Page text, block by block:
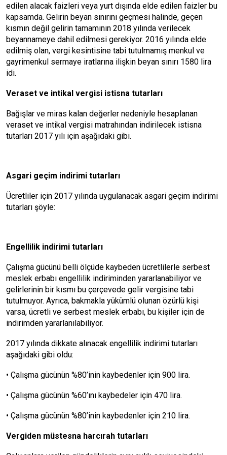
edilen alacak faizleri veya yurt dışında elde edilen faizler bu
kapsamda. Gelirin beyan sınırını geçmesi halinde, geçen
kısmın değil gelirin tamamının 2018 yılında verilecek
beyannameye dahil edilmesi gerekiyor. 2016 yılında elde
edilmiş olan, vergi kesintisine tabi tutulmamış menkul ve
gayrimenkul sermaye iratlarına ilişkin beyan sınırı 1580 lira
idi.
Veraset ve intikal vergisi istisna tutarları
Bağışlar ve miras kalan değerler nedeniyle hesaplanan
veraset ve intikal vergisi matrahından indirilecek istisna
tutarları 2017 yılı için aşağıdaki gibi.
Asgari geçim indirimi tutarları
Ücretliler için 2017 yılında uygulanacak asgari geçim indirimi
tutarları şöyle:
Engellilik indirimi tutarları
Çalışma gücünü belli ölçüde kaybeden ücretlilerle serbest
meslek erbabı engellilik indiriminden yararlanabiliyor ve
gelirlerinin bir kısmı bu çerçevede gelir vergisine tabi
tutulmuyor. Ayrıca, bakmakla yükümlü olunan özürlü kişi
varsa, ücretli ve serbest meslek erbabı, bu kişiler için de
indirimden yararlanılabiliyor.
2017 yılında dikkate alınacak engellilik indirimi tutarları
aşağıdaki gibi oldu:
• Çalışma gücünün %80’inin kaybedenler için 900 lira.
• Çalışma gücünün %60’ını kaybedeler için 470 lira.
• Çalışma gücünün %80’inin kaybedenler için 210 lira.
Vergiden müstesna harcırah tutarları